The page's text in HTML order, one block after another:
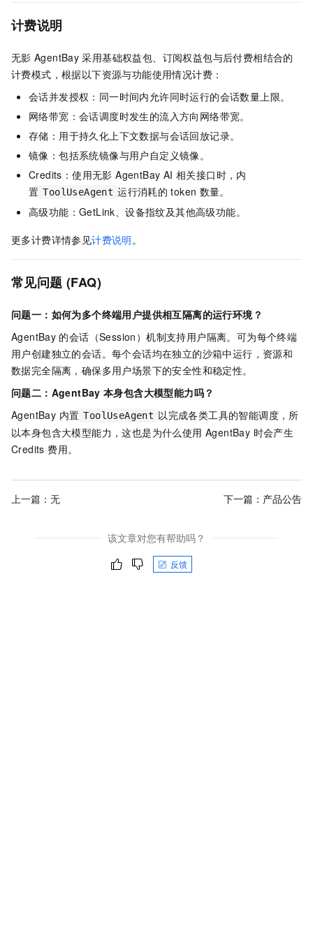
计费说明
无影 AgentBay 采用基础权益包、订阅权益包与后付费相结合的
计费模式，根据以下资源与功能使用情况计费：
会话并发授权：同一时间内允许同时运行的会话数量上限。
网络带宽：会话调度时发生的流入方向网络带宽。
存储：用于持久化上下文数据与会话回放记录。
镜像：包括系统镜像与用户自定义镜像。
Credits：使用无影 AgentBay AI 相关接口时，内
置 ToolUseAgent 运行消耗的 token 数量。
高级功能： GetLink、设备指纹及其他高级功能。
更多计费详情参见计费说明。
常见问题 (FAQ)
问题一：如何为多个终端用户提供相互隔离的运行环境？
AgentBay 的会话（Session）机制支持用户隔离。可为每个终端
用户创建独立的会话。每个会话均在独立的沙箱中运行，资源和
数据完全隔离，确保多用户场景下的安全性和稳定性。
问题二：AgentBay 本身包含大模型能力吗？
AgentBay 内置 ToolUseAgent 以完成各类工具的智能调度，所
以本身包含大模型能力，这也是为什么使用 AgentBay 时会产生
Credits 费用。
上一篇：无 下一篇： 产品公告
该文章对您有帮助吗？
反馈